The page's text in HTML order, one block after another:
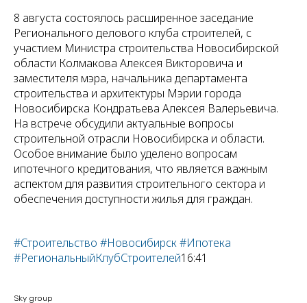
8 августа состоялось расширенное заседание
Регионального делового клуба строителей, с
участием Министра строительства Новосибирской
области Колмакова Алексея Викторовича и
заместителя мэра, начальника департамента
строительства и архитектуры Мэрии города
Новосибирска Кондратьева Алексея Валерьевича.
На встрече обсудили актуальные вопросы
строительной отрасли Новосибирска и области.
Особое внимание было уделено вопросам
ипотечного кредитования, что является важным
аспектом для развития строительного сектора и
обеспечения доступности жилья для граждан.
#Строительство #Новосибирск#Ипотека
#РегиональныйКлубСтроителей16:41
Sky group